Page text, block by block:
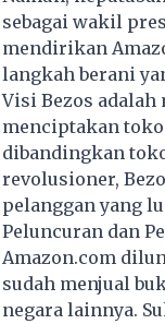
sebagai wakil
mendirikan
langkah berani
Visi Bezos
menciptakan
dibandingkan
revolusioner,
pelanggan yang
Peluncuran dan
Amazon.com
sudah menjual
negara lainnya.